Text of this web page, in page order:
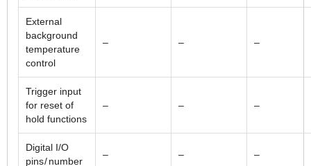
External
background
temperature
control
– – –
Trigger input
for reset of
hold functions
– – –
Digital I/O
pins / number
– – –